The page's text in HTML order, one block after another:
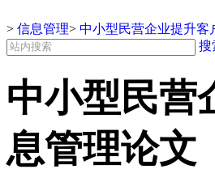
> 信息管理> 中小型民营企业提升客
搜
中小型民营
息管理论文